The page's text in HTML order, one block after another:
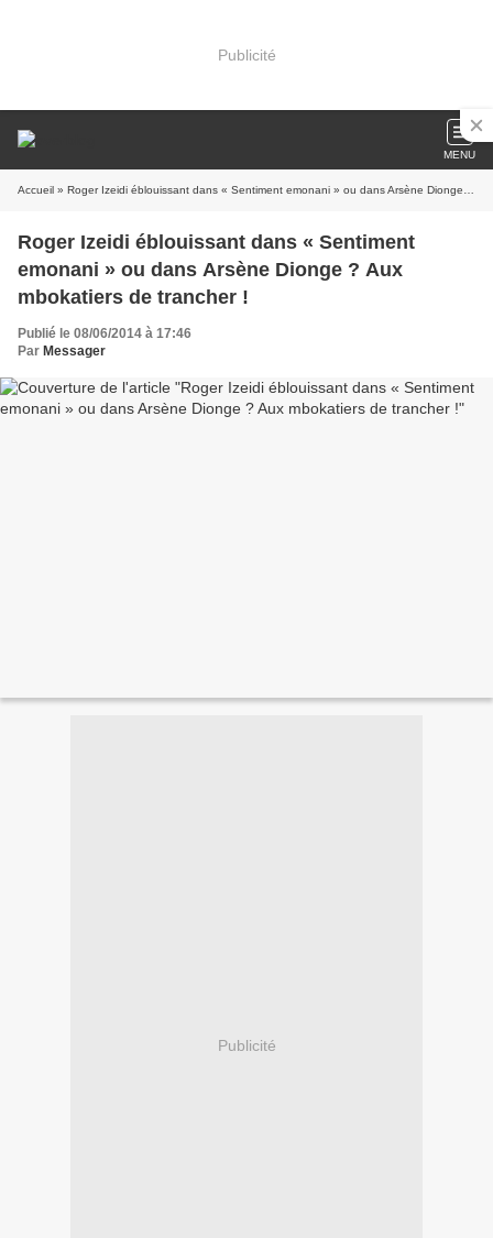
Publicité
MENU
Accueil » Roger Izeidi éblouissant dans « Sentiment emonani » ou dans Arsène Dionge ? Aux mbokatiers de trancher !
Roger Izeidi éblouissant dans « Sentiment
emonani » ou dans Arsène Dionge ? Aux
mbokatiers de trancher !
Publié le 08/06/2014 à 17:46
Par Messager
Publicité